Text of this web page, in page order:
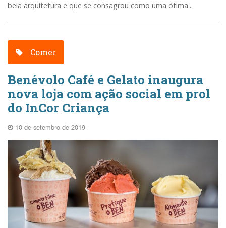
bela arquitetura e que se consagrou como uma ótima...
Comer
Benévolo Café e Gelato inaugura
nova loja com ação social em prol
do InCor Criança
10 de setembro de 2019